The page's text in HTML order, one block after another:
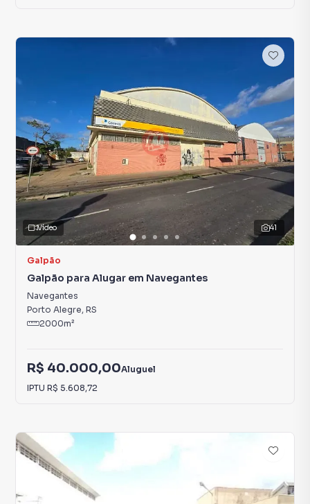
41
Vídeo
Galpão
Galpão para Alugar em Navegantes
Navegantes
Porto Alegre, RS
2000m²
R$ 40.000,00Aluguel
IPTU R$ 5.608,72